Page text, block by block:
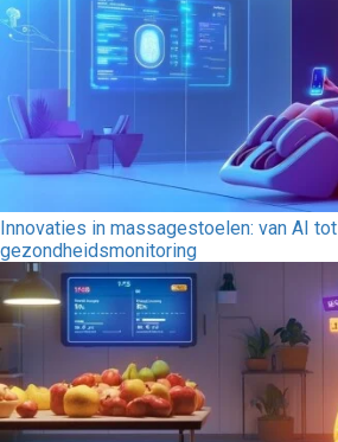
Innovaties in massagestoelen: van AI tot
gezondheidsmonitoring